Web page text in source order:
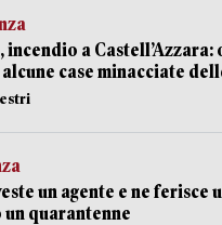
incendio a Castell’Azzara:
case minacciate
un agente e ne ferisce
quarantenne